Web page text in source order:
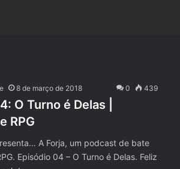
8 de março de 2018 0 439
O Turno é Delas |
RPG
A Forja, um podcast de bate
Episódio 04 – O Turno é Delas. Feliz